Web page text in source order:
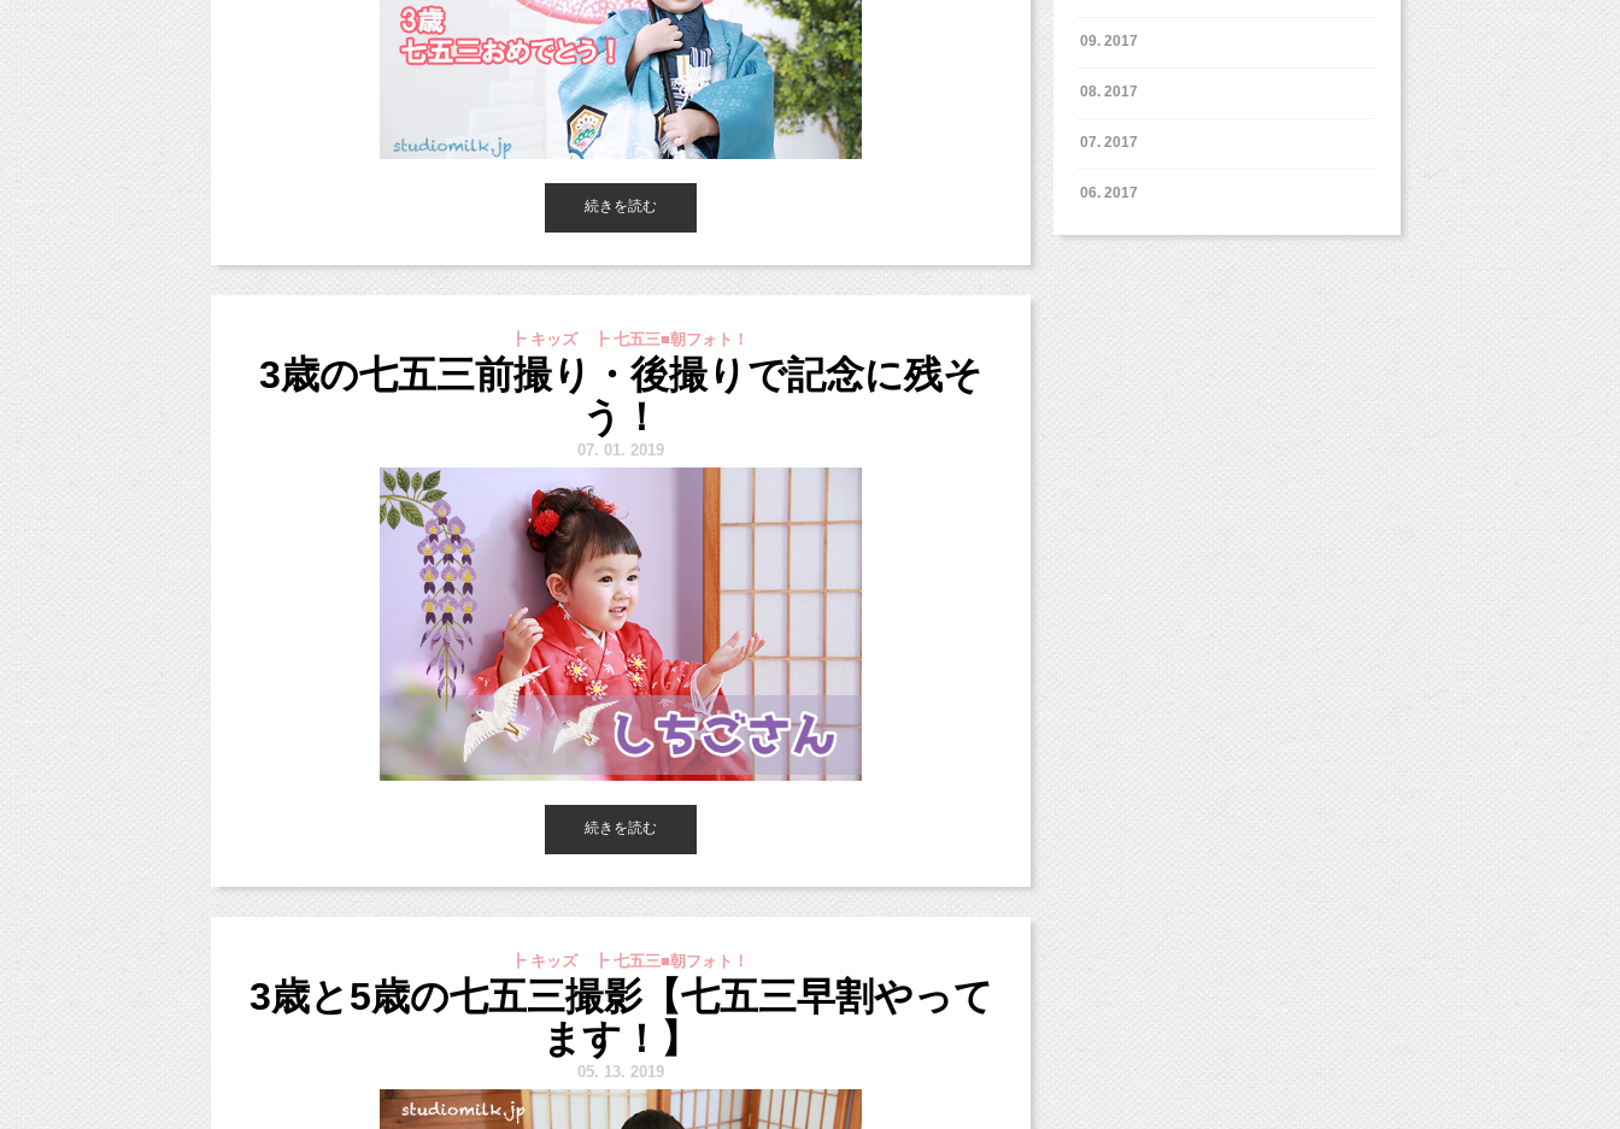
【親御さまのお支度代】
お母様 訪問着着付け 7,700円
お父様 袴、アンサンブル着付け 7,700円
①まずはスタジオへ希望日程と七五三出張撮影を希望する旨をお知らせください。
11月〜12月中の撮影希望のお客様は、目安として3ヶ月前までにご連絡ください。
https://studiomilk.jp/form
②撮影日程を押さえましたら、内容確認フォームをお送りいたします。
詳細を確認いたしますので、お手数ですが早めのご回答をお願いいたします。
撮影当日までにお支払いくださいませ。
⑤撮影当日はスタジオLINEにて連絡を取りつつカメラマンと待ち合わせ、1時間ほど
https://lin.ee/NgFlje6
やり方を教えてあげながら、ゆっくりすすめていただくと、
シャッターチャンスがたくさんできるので、いろんな写真が撮影できます！
手水舎の近くで緑を入れてご家族写真です。
いち・にの・さーん！で楽しい表情が撮影できました！
自然光の入る窓辺で撮影する、定番のカットです。
あかちゃんの柔肌がよりふんわりと、とろけるような写真に仕上がりますね。
ピンクの背景で、ファミリーフォト！
こんにちは、東京都杉並区のフォトスタジオ「スタジオミルク」です。
明日明後日は定休日となりますので、ご注意ください。
また10月の定休日は水曜日と日曜日となります。
お手数おかけいたしますが、どうぞ宜しくお願い致します。
新スタジオについて。
https://www.studiomilk.jp/blog_dtl/entry/875
新オリジナルプラン＊（10/3から適用）
https://www.studiomilk.jp/news_dtl/entry/854
ご予約受付中ですが、スタジオサンプルが9月末〜10月頭に公開予定です。
また9月23日〜10月2日までは移転作業のためお休みとなりますので、
今日ご紹介するお写真は、
1歳の頃から撮影に来てくれている男の子の七五三フォトです（＾＾）
もう3歳なんて！早いですね（＞＜；）
続きを読む
┣ キッズ ┣ 七五三■朝フォト！
3歳の七五三前撮り・後撮りで記念に残そ
う！
7. 1. 2019
東京都杉並区のフォトスタジオ「スタジオミルク」です。
と、お天気が雨ということしか書かなくなりそうで怖いです（＞＜；）
＊スタジオミルクからな重要なお知らせ＊
続きを読む
┣ キッズ ┣ 七五三■朝フォト！
3歳と5歳の七五三撮影【七五三早割やって
ます！】
5. 13. 2019
9. 2017
8. 2017
7. 2017
6. 2017